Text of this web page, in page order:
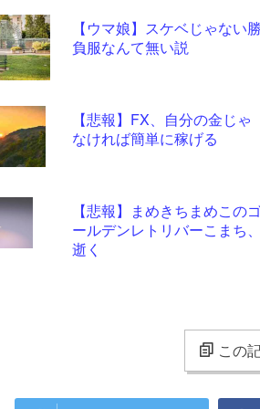
【ウマ娘】スケベじゃない勝
負服なんて無い説
【悲報】FX、自分の金じゃ
なければ簡単に稼げる
【悲報】まめきちまめこの
ールデンレトリバーこまち、
逝く
この